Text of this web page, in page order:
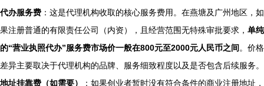
代办服务费 ：这是代理机构收取的核心服务费用。在燕塘及广州地区，如
果注册普通的有限责任公司（内资），且经营范围无特殊审批要求， 单纯
的“营业执照代办”服务费市场价一般在800元至2000元人民币之间 。价格
差异主要取决于代理机构的品牌、服务细致程度以及是否包含后续服务。
地址挂靠费（如需要）
：如果创业者暂时没有符合条件的商业注册地址，